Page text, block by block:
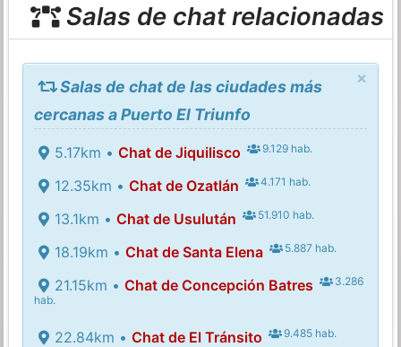
Salas de chat relacionadas
×
Salas de chat de las ciudades más
cercanas a Puerto El Triunfo
5.17km • Chat de Jiquilisco 9.129 hab.
12.35km • Chat de Ozatlán 4.171 hab.
13.1km • Chat de Usulután 51.910 hab.
18.19km • Chat de Santa Elena 5.887 hab.
21.15km • Chat de Concepción Batres
3.286
hab.
22.84km • Chat de El Tránsito 9.485 hab.